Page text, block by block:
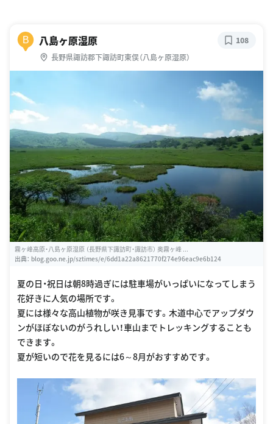
B 八島ヶ原湿原
長野県諏訪郡下諏訪町東俣（八島ヶ原湿原）
108
霧ヶ峰高原・八島ヶ原湿原 （長野県下諏訪町・諏訪市） 奥霧ヶ峰 ...
出典： blog.goo.ne.jp/sztimes/e/6dd1a22a8621770f274e96eac9e6b124
夏の日・祝日は朝8時過ぎには駐車場がいっぱいになってしまう
花好きに人気の場所です。
夏には様々な高山植物が咲き見事です。木道中心でアップダウ
ンがほぼないのがうれしい！車山までトレッキングすることも
できます。
夏が短いので花を見るには6～8月がおすすめです。